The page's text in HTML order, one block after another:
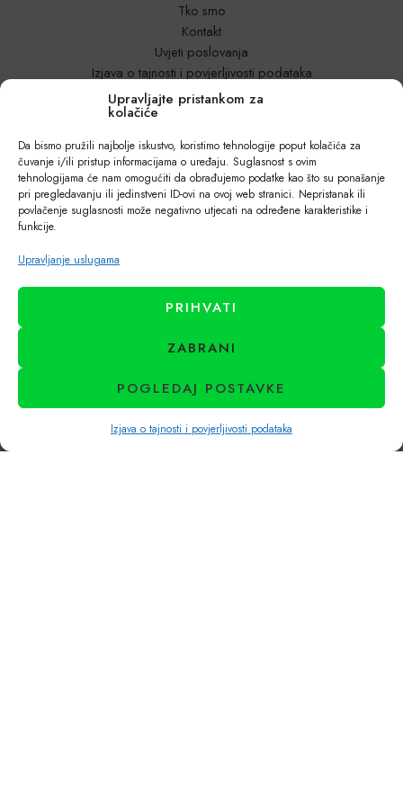
Upravljajte pristankom za
kolačiće
Da bismo pružili najbolje iskustvo, koristimo tehnologije poput kolačića za
čuvanje i/ili pristup informacijama o uređaju. Suglasnost s ovim
tehnologijama će nam omogućiti da obrađujemo podatke kao što su ponašanje
pri pregledavanju ili jedinstveni ID-ovi na ovoj web stranici. Nepristanak ili
povlačenje suglasnosti može negativno utjecati na određene karakteristike i
funkcije.
Upravljanje uslugama
PRIHVATI
ZABRANI
POGLEDAJ POSTAVKE
Izjava o tajnosti i povjerljivosti podataka
Tko smo
Kontakt
Uvjeti poslovanja
Izjava o tajnosti i povjerljivosti podataka
Za poslovne kupce – Veleprodaja
Načini plaćanja
Dostava i poštarina
Povrati i reklamacije
Pratite nas na:
Naši partneri